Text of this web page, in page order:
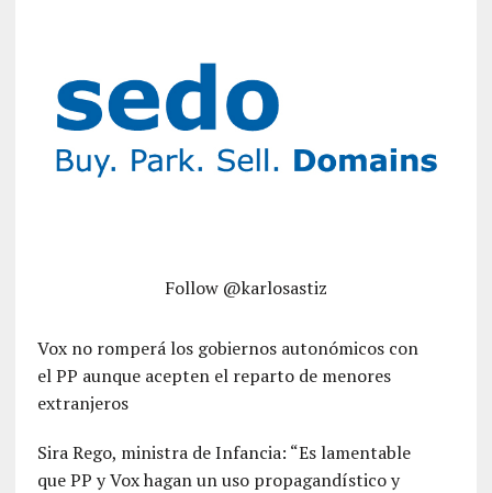
Follow @karlosastiz
Vox no romperá los gobiernos autonómicos con
el PP aunque acepten el reparto de menores
extranjeros
Sira Rego, ministra de Infancia: “Es lamentable
que PP y Vox hagan un uso propagandístico y